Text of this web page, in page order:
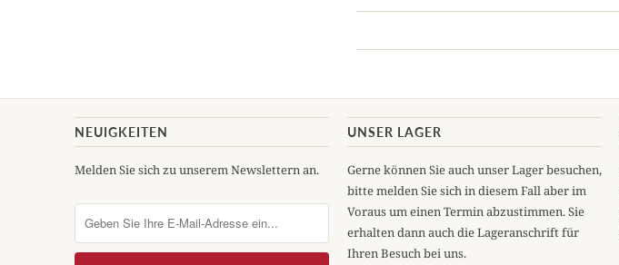
NEUIGKEITEN
Melden Sie sich zu unserem Newslettern an.
UNSER LAGER
Gerne können Sie auch unser Lager besuchen,
bitte melden Sie sich in diesem Fall aber im
Voraus um einen Termin abzustimmen. Sie
erhalten dann auch die Lageranschrift für
Ihren Besuch bei uns.